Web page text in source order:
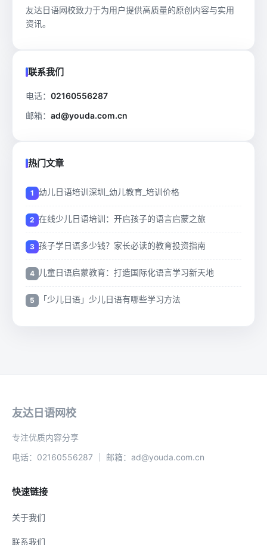
友达日语网校致力于为用户提供高质量的原创内容与实用
资讯。
联系我们
电话： 02160556287
邮箱： ad@youda.com.cn
热门文章
幼儿日语培训深圳_幼儿教育_培训价格
在线少儿日语培训：开启孩子的语言启蒙之旅
孩子学日语多少钱？家长必读的教育投资指南
儿童日语启蒙教育：打造国际化语言学习新天地
「少儿日语」少儿日语有哪些学习方法
友达日语网校
专注优质内容分享
电话：02160556287 ｜ 邮箱：ad@youda.com.cn
快速链接
关于我们
联系我们